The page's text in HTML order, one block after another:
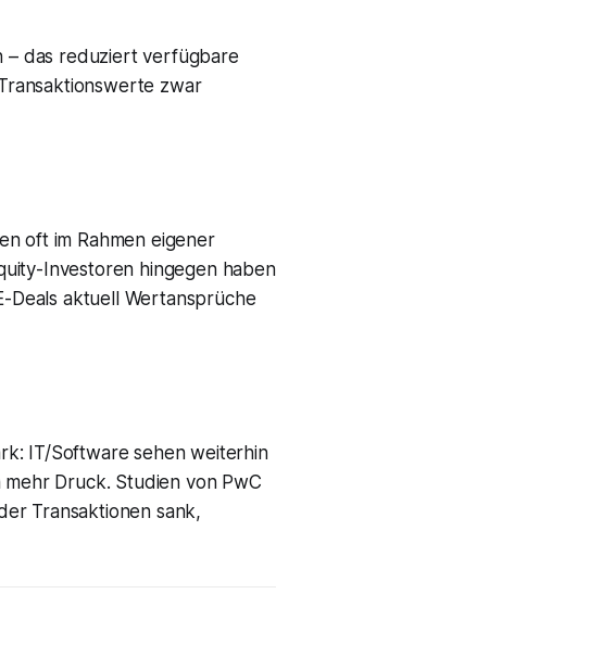
– das reduziert verfügbare
zwar
oft im Rahmen eigener
Investoren hingegen haben
Deals aktuell Wertansprüche
IT/Software sehen weiterhin
Druck. Studien von PwC
Transaktionen sank,